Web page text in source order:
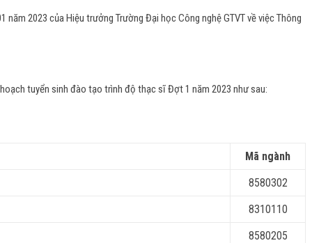
2023 của Hiệu trưởng Trường Đại học Công nghệ GTVT về việc Thông
tuyển sinh đào tạo trình độ thạc sĩ Đợt 1 năm 2023 như sau:
Mã ngành
8580302
8310110
8580205